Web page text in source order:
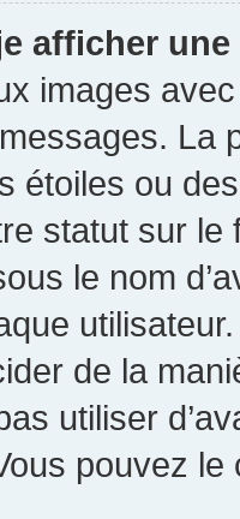
afficher
images
La
étoiles ou
statut sur
le nom
utilisateur.
de la
utiliser
pouvez